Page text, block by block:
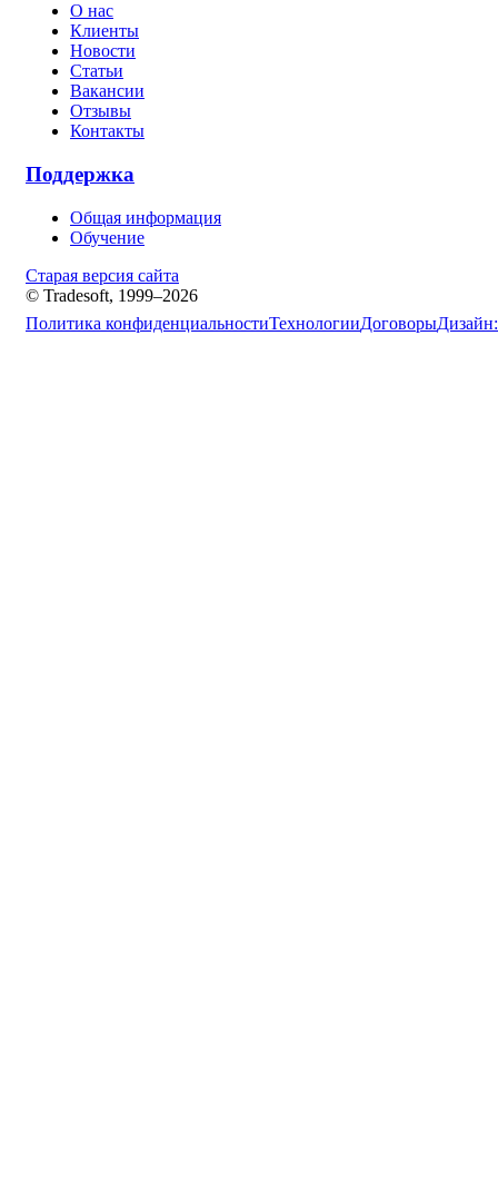
О нас
Клиенты
Новости
Статьи
Вакансии
Отзывы
Контакты
Поддержка
Общая информация
Обучение
Старая версия сайта
© Tradesoft, 1999–2026
Политика конфиденциальностиТехнологииДоговорыДизайн: